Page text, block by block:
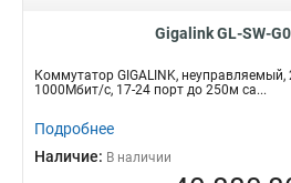
Gigalink GL-SW-
Коммутатор GIGALINK,
1000Мбит/с, 17-24 порт до 250м ca...
Подробнее
Наличие: В наличии